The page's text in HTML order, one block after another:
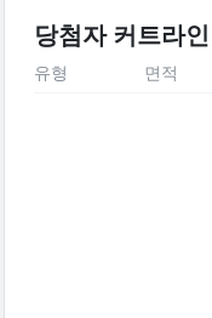
당첨자 커트라인
유형 면적